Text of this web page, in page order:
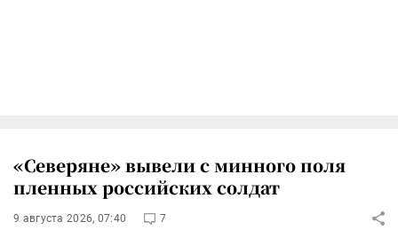
«Северяне» вывели с минного поля
пленных российских солдат
9 августа 2026, 07:40 7